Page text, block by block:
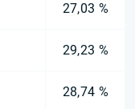
27,03 %
29,23 %
28,74 %